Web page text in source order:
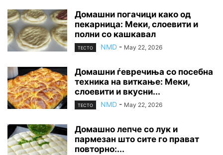
Домашни погачици како од
пекарница: Меки, слоевити и
полни со кашкавал
ТЕСТО NMD - May 22, 2026
Домашни ѓевречиња со посебна
техника на виткање: Меки,
слоевити и вкусни...
ТЕСТО NMD - May 22, 2026
Домашно лепче со лук и
пармезан што сите го прават
повторно:...